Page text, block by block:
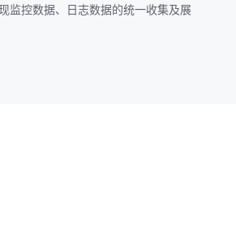
监控数据、日志数据的统一收集及展